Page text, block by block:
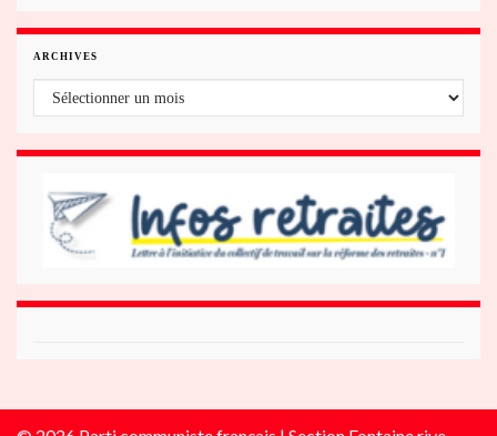
ARCHIVES